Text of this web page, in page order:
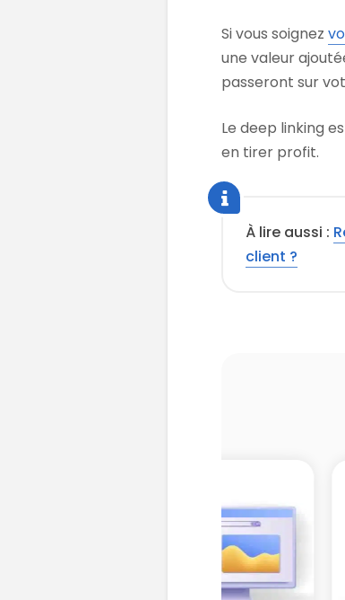
Si vous soignez
une valeur
passeront sur
Le deep linking
en tirer profit.
À lire aussi :
client ?